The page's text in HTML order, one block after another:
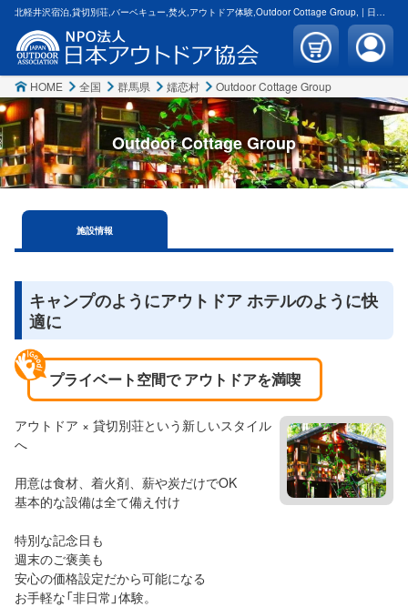
北軽井沢宿泊,貸切別荘,バーベキュー,焚火,アウトドア体験,Outdoor Cottage Group, | 日本アウトドア協会
HOME 全国 群馬県 嬬恋村 Outdoor Cottage Group
Outdoor Cottage Group
施設情報
キャンプのようにアウトドア ホテルのように快
適に
プライベート空間で アウトドアを満喫
アウトドア × 貸切別荘という新しいスタイル
へ
用意は食材、着火剤、薪や炭だけでOK
基本的な設備は全て備え付け
特別な記念日も
​週末のご褒美も
安心の価格設定だから可能になる
お手軽な「非日常」体験。